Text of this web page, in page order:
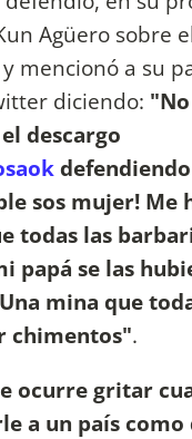
Agüero sobre
mencionó a su
diciendo:
descargo
sos mujer! Me
todas las
papá se las
mina que
chimentos".
ocurre gritar
a un país como